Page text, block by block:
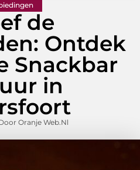
de
Ontdek
Snackbar
in
Oranje Web.nl